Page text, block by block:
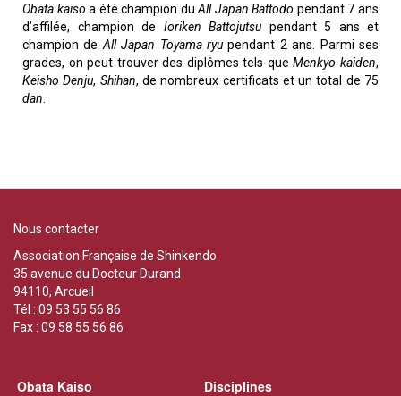
Obata kaiso a été champion duAll Japan Battodo pendant 7 ans
d’affilée, champion de Ioriken Battojutsu pendant 5 ans et
champion de All Japan Toyama ryu pendant 2 ans. Parmi ses
grades, on peut trouver des diplômes tels queMenkyo kaiden,
Keisho Denju, Shihan, de nombreux certificats et un total de 75
dan
Nous contacter
Association Française de Shinkendo
35 avenue du Docteur Durand
94110, Arcueil
Tél : 09 53 55 56 86
Fax : 09 58 55 56 86
Obata Kaiso
Disciplines